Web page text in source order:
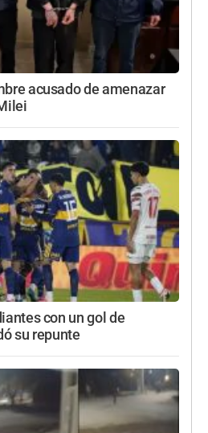
acusado de amenazar
con un gol de
su repunte